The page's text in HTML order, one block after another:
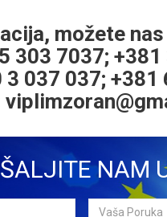
možete
303 7037;
037 037; +381
NAM